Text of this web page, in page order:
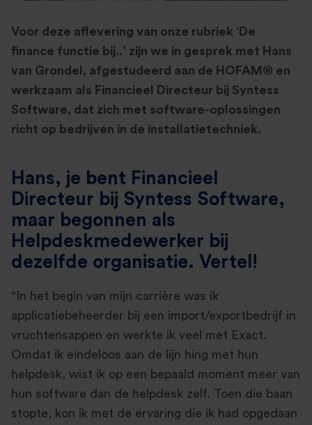
Voor deze aflevering van onze rubriek ‘De
finance functie bij..’ zijn we in gesprek met Hans
van Grondel, afgestudeerd aan de HOFAM® en
werkzaam als Financieel Directeur bij Syntess
Software, dat zich met software-oplossingen
richt op bedrijven in de installatietechniek.
Hans, je bent Financieel
Directeur bij Syntess Software,
maar begonnen als
Helpdeskmedewerker bij
dezelfde organisatie. Vertel!
“In het begin van mijn carrière was ik
applicatiebeheerder bij een import/exportbedrijf in
vruchtensappen en werkte ik veel met Exact.
Omdat ik eindeloos aan de lijn hing met hun
helpdesk, wist ik op een bepaald moment meer van
hun software dan de helpdesk zelf. Toen die baan
stopte, kon ik met de ervaring die ik had opgedaan